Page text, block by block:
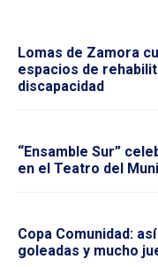
Lomas de Zamora
espacios de
discapacidad
“Ensamble Sur”
en el Teatro del
Copa Comunidad:
goleadas y mucho